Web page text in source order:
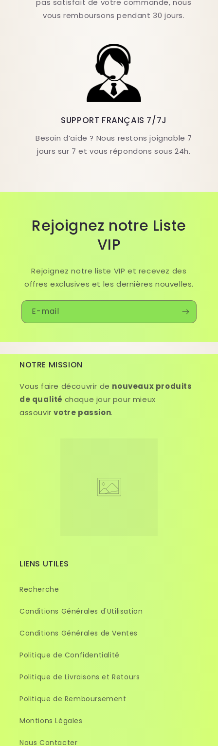
vous remboursons pendant 30 jours.
SUPPORT FRANÇAIS 7/7J
Besoin d’aide ? Nous restons joignable 7
jours sur 7 et vous répondons sous 24h.
Rejoignez notre Liste
VIP
Rejoignez notre liste VIP et recevez des
offres exclusives et les dernières nouvelles.
E-mail
NOTRE MISSION
Vous faire découvrir de nouveaux produits
de qualité chaque jour pour mieux
assouvirvotre passion.
LIENS UTILES
Recherche
Conditions Générales d'Utilisation
Conditions Générales de Ventes
Politique de Confidentialité
Politique de Livraisons et Retours
Politique de Remboursement
Montions Légales
Nous Contacter